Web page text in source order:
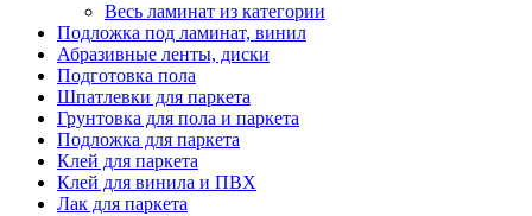
Весь ламинат из категории
Подложка под ламинат, винил
Абразивные ленты, диски
Подготовка пола
Шпатлевки для паркета
Грунтовка для пола и паркета
Подложка для паркета
Клей для паркета
Клей для винила и ПВХ
Лак для паркета